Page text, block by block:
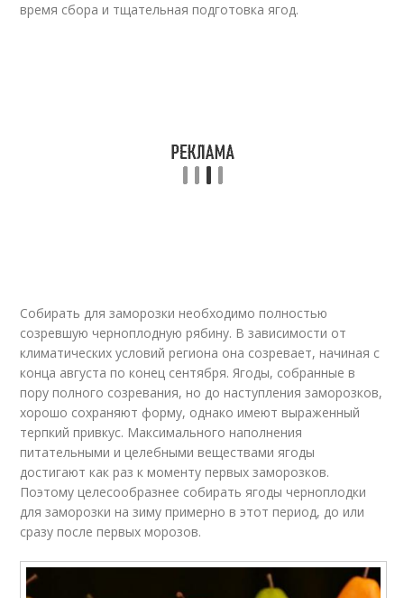
время сбора и тщательная подготовка ягод.
Собирать для заморозки необходимо полностью
созревшую черноплодную рябину. В зависимости от
климатических условий региона она созревает, начиная с
конца августа по конец сентября. Ягоды, собранные в
пору полного созревания, но до наступления заморозков,
хорошо сохраняют форму, однако имеют выраженный
терпкий привкус. Максимального наполнения
питательными и целебными веществами ягоды
достигают как раз к моменту первых заморозков.
Поэтому целесообразнее собирать ягоды черноплодки
для заморозки на зиму примерно в этот период, до или
сразу после первых морозов.